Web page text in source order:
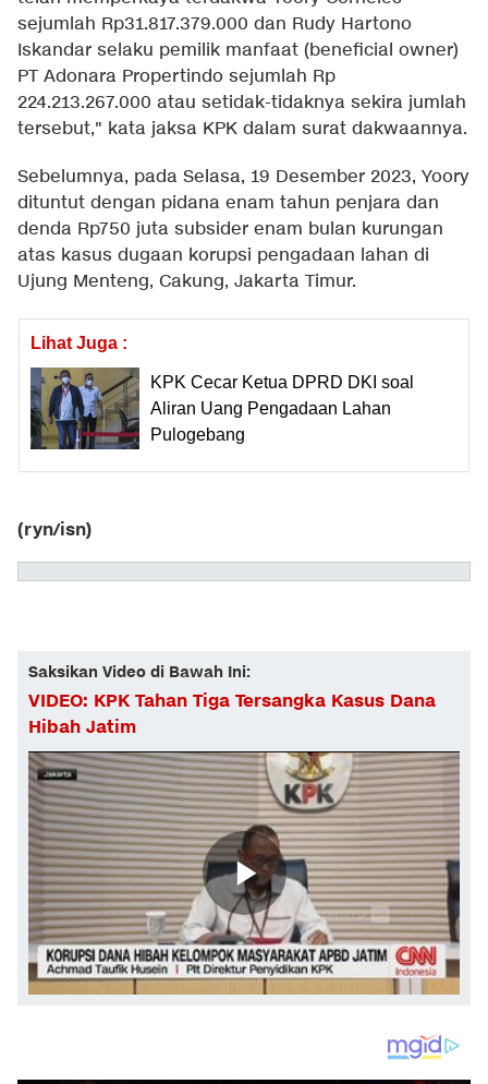
sejumlah Rp31.817.379.000 dan Rudy Hartono
Iskandar selaku pemilik manfaat (beneficial owner)
PT Adonara Propertindo sejumlah Rp
224.213.267.000 atau setidak-tidaknya sekira jumlah
tersebut," kata jaksa KPK dalam surat dakwaannya.
Sebelumnya, pada Selasa, 19 Desember 2023, Yoory
dituntut dengan pidana enam tahun penjara dan
denda Rp750 juta subsider enam bulan kurungan
atas kasus dugaan korupsi pengadaan lahan di
Ujung Menteng, Cakung, Jakarta Timur.
Lihat Juga :
KPK Cecar Ketua DPRD DKI soal
Aliran Uang Pengadaan Lahan
Pulogebang
(ryn/isn)
Saksikan Video di Bawah Ini:
VIDEO: KPK Tahan Tiga Tersangka Kasus Dana
Hibah Jatim